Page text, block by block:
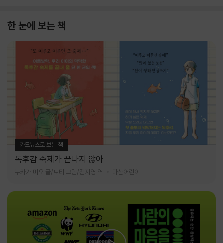
한 눈에 보는 책
카드뉴스로 보는 책
독후감 숙제가 끝나지 않아
누카가 미오 글/토티 그림/김지영 역 다산어린이